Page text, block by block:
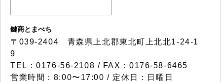
鍵商とまべち
〒039-2404 青森県上北郡東北町上北北1-24-1
9
TEL：0176-56-2108 / FAX：0176-58-6465
営業時間：8:00〜17:00 / 定休日：日曜日